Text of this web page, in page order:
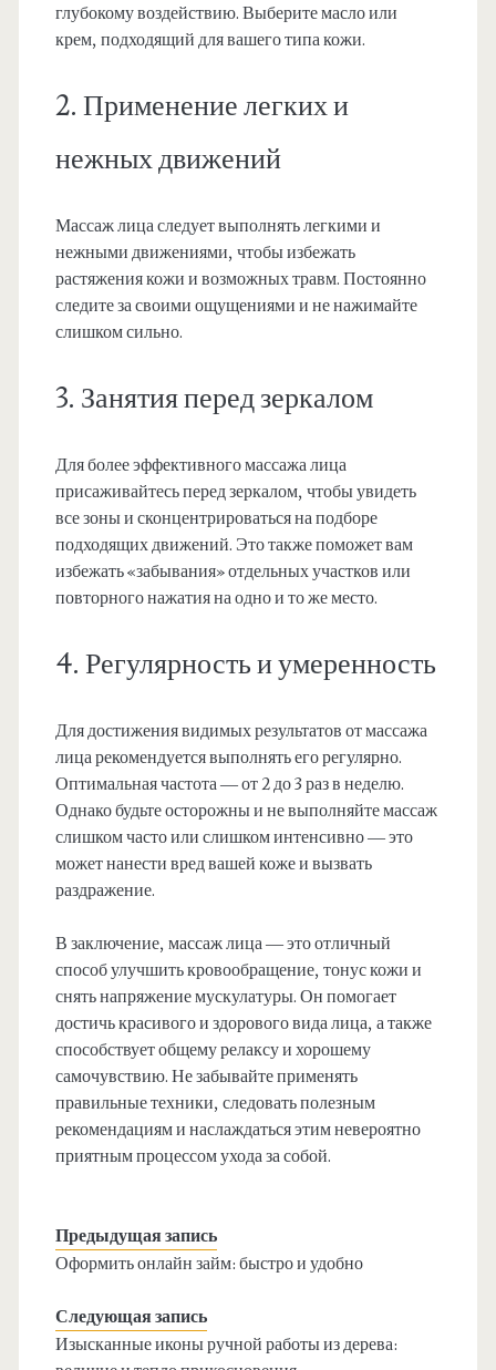
глубокому воздействию. Выберите масло или
крем, подходящий для вашего типа кожи.
2. Применение легких и
нежных движений
Массаж лица следует выполнять легкими и
нежными движениями, чтобы избежать
растяжения кожи и возможных травм. Постоянно
следите за своими ощущениями и не нажимайте
слишком сильно.
3. Занятия перед зеркалом
Для более эффективного массажа лица
присаживайтесь перед зеркалом, чтобы увидеть
все зоны и сконцентрироваться на подборе
подходящих движений. Это также поможет вам
избежать «забывания» отдельных участков или
повторного нажатия на одно и то же место.
4. Регулярность и умеренность
Для достижения видимых результатов от массажа
лица рекомендуется выполнять его регулярно.
Оптимальная частота — от 2 до 3 раз в неделю.
Однако будьте осторожны и не выполняйте массаж
слишком часто или слишком интенсивно — это
может нанести вред вашей коже и вызвать
раздражение.
В заключение, массаж лица — это отличный
способ улучшить кровообращение, тонус кожи и
снять напряжение мускулатуры. Он помогает
достичь красивого и здорового вида лица, а также
способствует общему релаксу и хорошему
самочувствию. Не забывайте применять
правильные техники, следовать полезным
рекомендациям и наслаждаться этим невероятно
приятным процессом ухода за собой.
Предыдущая запись
Оформить онлайн займ: быстро и удобно
Следующая запись
Изысканные иконы ручной работы из дерева: